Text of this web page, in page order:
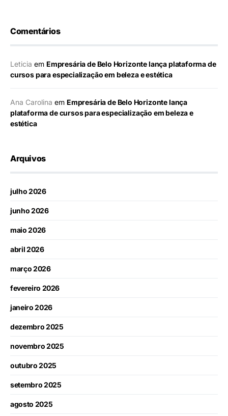
Comentários
Leticia em Empresária de Belo Horizonte lança plataforma de
cursos para especialização em beleza e estética
Ana Carolina em Empresária de Belo Horizonte lança
plataforma de cursos para especialização em beleza e
estética
Arquivos
julho 2026
junho 2026
maio 2026
abril 2026
março 2026
fevereiro 2026
janeiro 2026
dezembro 2025
novembro 2025
outubro 2025
setembro 2025
agosto 2025